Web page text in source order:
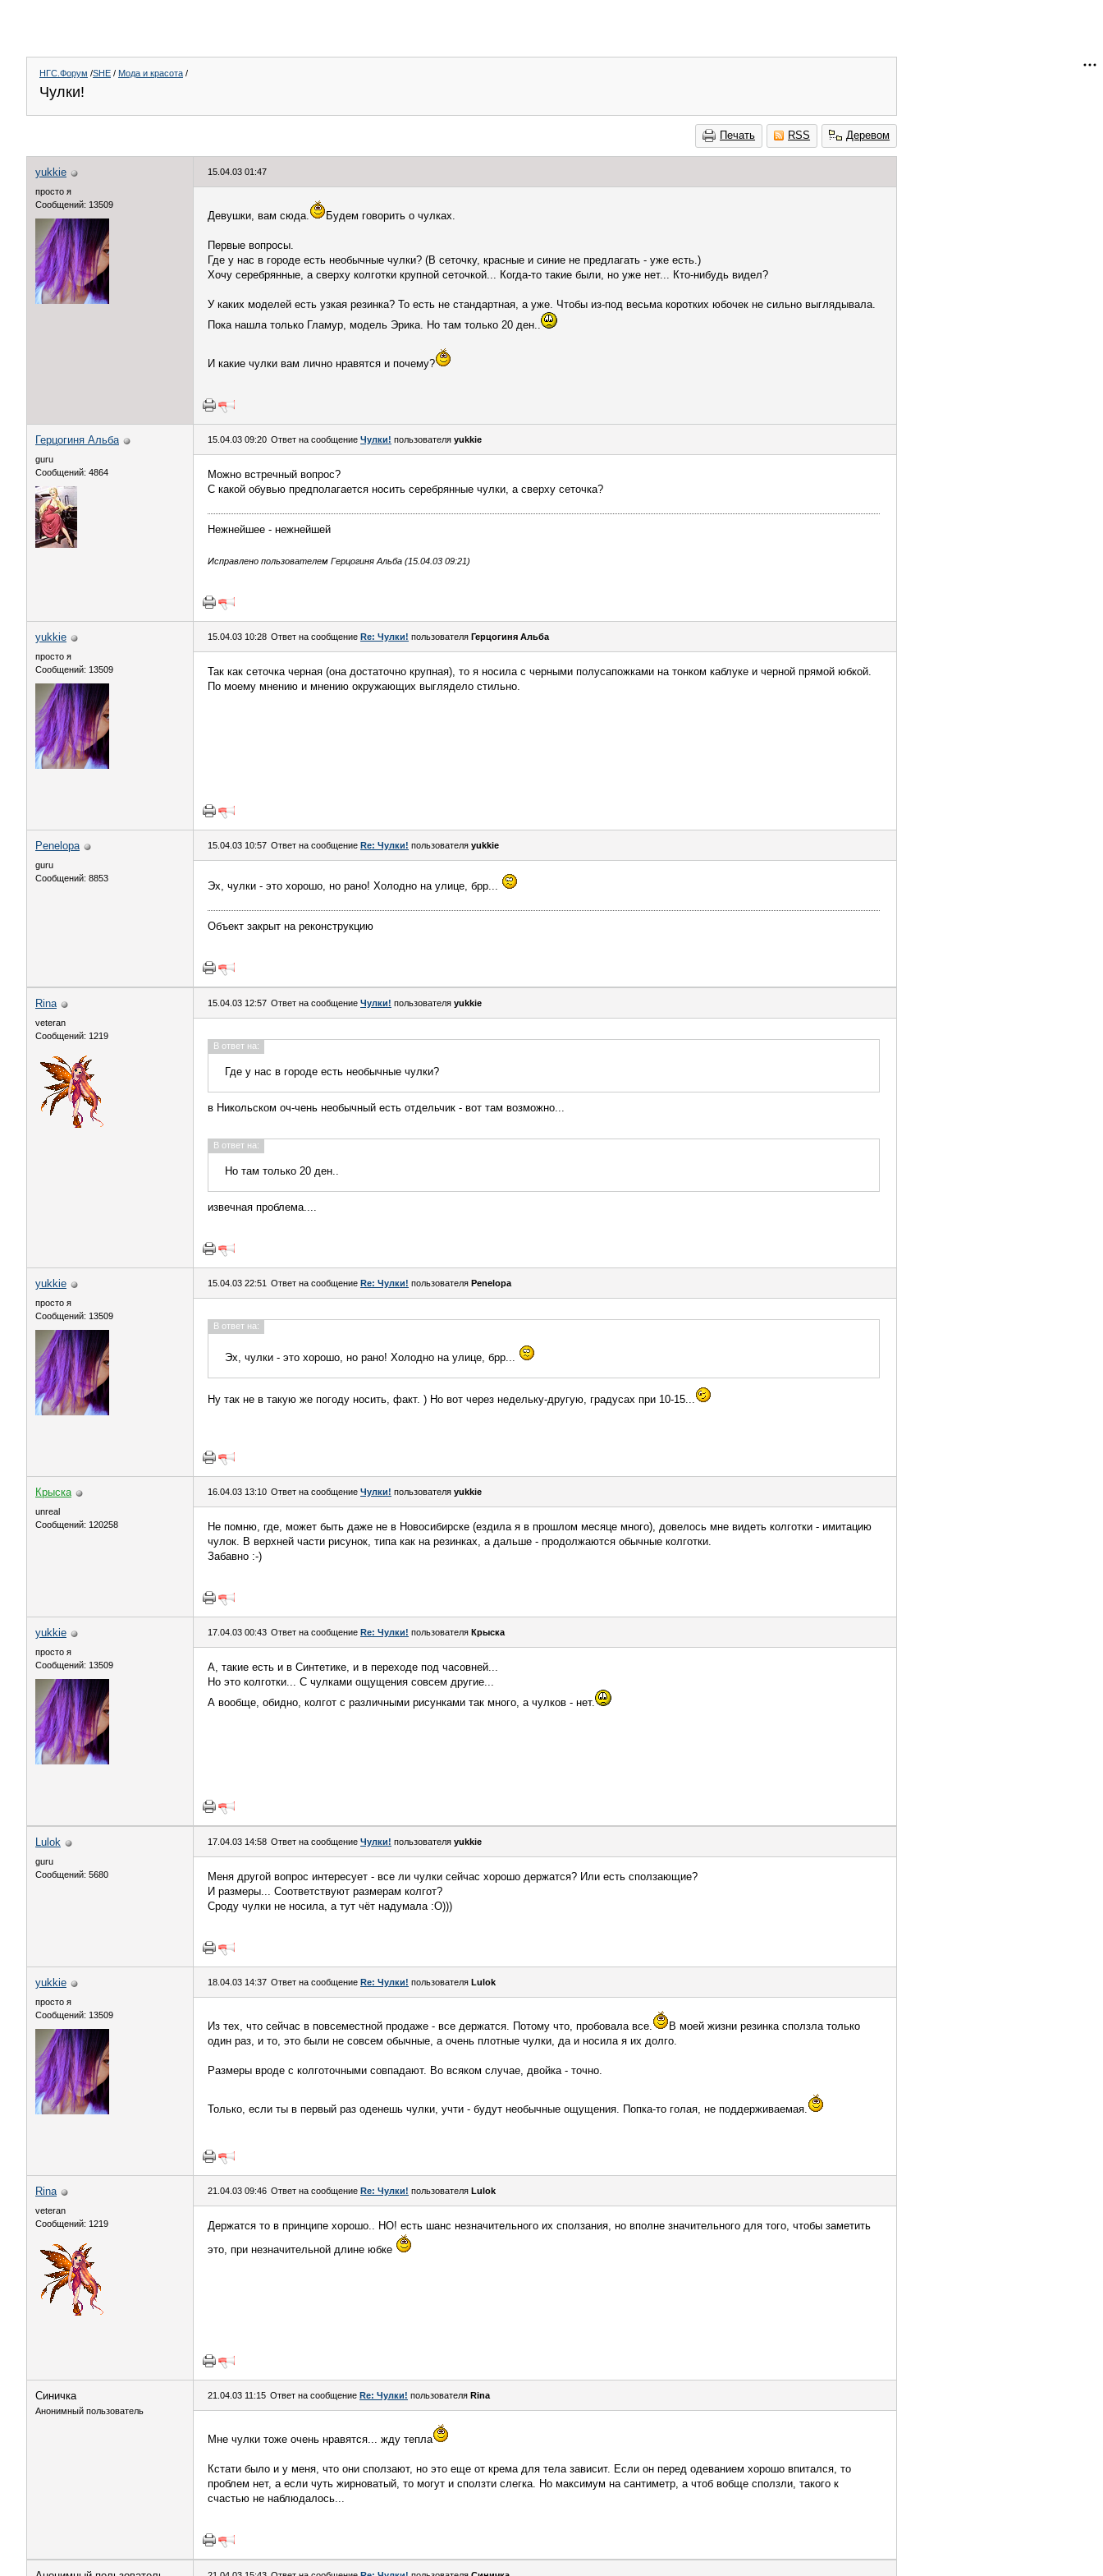
НГС.Форум /SHE / Мода и красота /
Чулки!
Печать RSS Деревом
yukkie
просто я
Сообщений: 13509
15.04.03 01:47
Девушки, вам сюда. Будем говорить о чулках.
Первые вопросы.
Где у нас в городе есть необычные чулки? (В сеточку, красные и синие не предлагать - уже есть.)
Хочу серебрянные, а сверху колготки крупной сеточкой... Когда-то такие были, но уже нет... Кто-нибудь видел?
У каких моделей есть узкая резинка? То есть не стандартная, а уже. Чтобы из-под весьма коротких юбочек не сильно выглядывала.
Пока нашла только Гламур, модель Эрика. Но там только 20 ден..
И какие чулки вам лично нравятся и почему?
Герцогиня Альба
guru
Сообщений: 4864
15.04.03 09:20 Ответ на сообщение Чулки! пользователя yukkie
Можно встречный вопрос?
С какой обувью предполагается носить серебрянные чулки, а сверху сеточка?
Нежнейшее - нежнейшей
Исправлено пользователем Герцогиня Альба (15.04.03 09:21)
yukkie
просто я
Сообщений: 13509
15.04.03 10:28 Ответ на сообщение Re: Чулки! пользователя Герцогиня Альба
Так как сеточка черная (она достаточно крупная), то я носила с черными полусапожками на тонком каблуке и черной прямой юбкой.
По моему мнению и мнению окружающих выглядело стильно.
Penelopa
guru
Сообщений: 8853
15.04.03 10:57 Ответ на сообщение Re: Чулки! пользователя yukkie
Эх, чулки - это хорошо, но рано! Холодно на улице, брр...
Объект закрыт на реконструкцию
Rina
veteran
Сообщений: 1219
15.04.03 12:57 Ответ на сообщение Чулки! пользователя yukkie
В ответ на:
Где у нас в городе есть необычные чулки?
в Никольском оч-чень необычный есть отдельчик - вот там возможно...
В ответ на:
Но там только 20 ден..
извечная проблема....
yukkie
просто я
Сообщений: 13509
15.04.03 22:51 Ответ на сообщение Re: Чулки! пользователя Penelopa
В ответ на:
Эх, чулки - это хорошо, но рано! Холодно на улице, брр...
Ну так не в такую же погоду носить, факт. ) Но вот через недельку-другую, градусах при 10-15...
Крыска
unreal
Сообщений: 120258
16.04.03 13:10 Ответ на сообщение Чулки! пользователя yukkie
Не помню, где, может быть даже не в Новосибирске (ездила я в прошлом месяце много), довелось мне видеть колготки - имитацию
чулок. В верхней части рисунок, типа как на резинках, а дальше - продолжаются обычные колготки.
Забавно :-)
yukkie
просто я
Сообщений: 13509
17.04.03 00:43 Ответ на сообщение Re: Чулки! пользователя Крыска
А, такие есть и в Синтетике, и в переходе под часовней...
Но это колготки... С чулками ощущения совсем другие...
А вообще, обидно, колгот с различными рисунками так много, а чулков - нет.
Lulok
guru
Сообщений: 5680
17.04.03 14:58 Ответ на сообщение Чулки! пользователя yukkie
Меня другой вопрос интересует - все ли чулки сейчас хорошо держатся? Или есть сползающие?
И размеры... Соответствуют размерам колгот?
Сроду чулки не носила, а тут чёт надумала :O)))
yukkie
просто я
Сообщений: 13509
18.04.03 14:37 Ответ на сообщение Re: Чулки! пользователя Lulok
Из тех, что сейчас в повсеместной продаже - все держатся. Потому что, пробовала все.
В моей жизни резинка сползла только
один раз, и то, это были не совсем обычные, а очень плотные чулки, да и носила я их долго.
Размеры вроде с колготочными совпадают. Во всяком случае, двойка - точно.
Только, если ты в первый раз оденешь чулки, учти - будут необычные ощущения. Попка-то голая, не поддерживаемая.
Rina
veteran
Сообщений: 1219
21.04.03 09:46 Ответ на сообщение Re: Чулки! пользователя Lulok
Держатся то в принципе хорошо.. НО! есть шанс незначительного их сползания, но вполне значительного для того, чтобы заметить
это, при незначительной длине юбке
Синичка
Анонимный пользователь
21.04.03 11:15 Ответ на сообщение Re: Чулки! пользователя Rina
Мне чулки тоже очень нравятся... жду тепла
Кстати было и у меня, что они сползают, но это еще от крема для тела зависит. Если он перед одеванием хорошо впитался, то
проблем нет, а если чуть жирноватый, то могут и сползти слегка. Но максимум на сантиметр, а чтоб вобще сползли, такого к
счастью не наблюдалось...